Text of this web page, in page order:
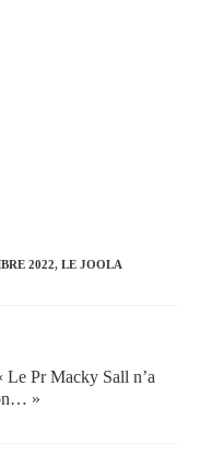
2022, LE JOOLA
Pr Macky Sall n’a
»